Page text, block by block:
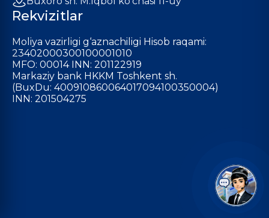
Rekvizitlar
Moliya vazirligi g‘aznachiligi Hisob raqami:
23402000300100001010
MFO: 00014 INN: 201122919
Markaziy bank HKKM Toshkent sh.
(BuxDu: 400910860064017094100350004)
INN: 201504275